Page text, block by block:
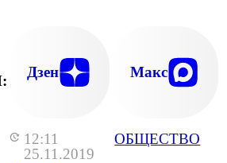
12:11
25.11.2019
ОБЩЕСТВО
Дзен Макс